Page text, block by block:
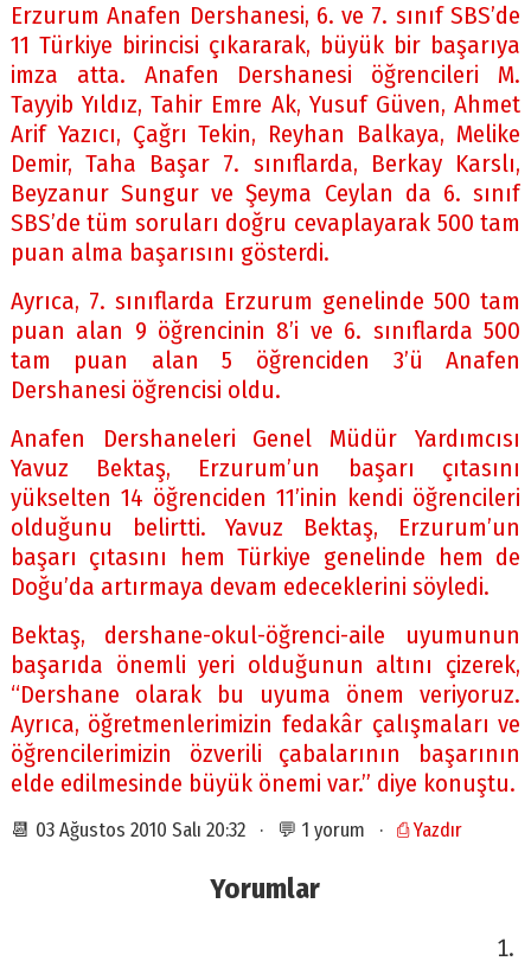
Erzurum Anafen Dershanesi, 6. ve 7. sınıf SBS’de
11 Türkiye birincisi çıkararak, büyük bir başarıya
imza atta. Anafen Dershanesi öğrencileri M.
Tayyib Yıldız, Tahir Emre Ak, Yusuf Güven, Ahmet
Arif Yazıcı, Çağrı Tekin, Reyhan Balkaya, Melike
Demir, Taha Başar 7. sınıflarda, Berkay Karslı,
Beyzanur Sungur ve Şeyma Ceylan da 6. sınıf
SBS’de tüm soruları doğru cevaplayarak 500 tam
puan alma başarısını gösterdi.
Ayrıca, 7. sınıflarda Erzurum genelinde 500 tam
puan alan 9 öğrencinin 8’i ve 6. sınıflarda 500
tam puan alan 5 öğrenciden 3’ü Anafen
Dershanesi öğrencisi oldu.
Anafen Dershaneleri Genel Müdür Yardımcısı
Yavuz Bektaş, Erzurum’un başarı çıtasını
yükselten 14 öğrenciden 11’inin kendi öğrencileri
olduğunu belirtti. Yavuz Bektaş, Erzurum’un
başarı çıtasını hem Türkiye genelinde hem de
Doğu’da artırmaya devam edeceklerini söyledi.
Bektaş, dershane-okul-öğrenci-aile uyumunun
başarıda önemli yeri olduğunun altını çizerek,
“Dershane olarak bu uyuma önem veriyoruz.
Ayrıca, öğretmenlerimizin fedakâr çalışmaları ve
öğrencilerimizin özverili çabalarının başarının
elde edilmesinde büyük önemi var.” diye konuştu.
📆 03 Ağustos 2010 Salı 20:32 · 💬 1 yorum · ⎙ Yazdır
Yorumlar